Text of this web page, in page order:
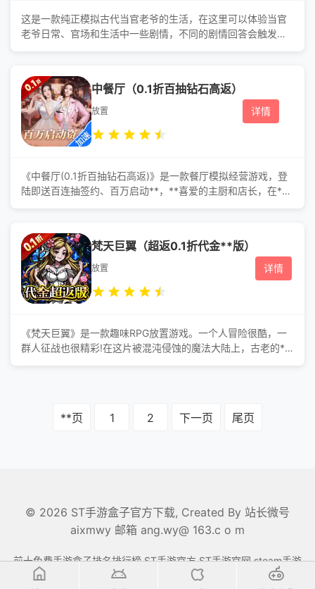
这是一款纯正模拟古代当官老爷的生活，在这里可以体验当官
老爷日常、官场和生活中一些剧情，不同的剧情回答会触发不
冲榜称王，副本抗衡，多人社交等精彩玩法。 游戏福
利 ★经典模拟当官，原汁原味!策划承诺**0.1折，福利大放
送! ★原生数值!开*再送百万白银，终身无限刷充，免费领
元宝
中餐厅（0.1折百抽钻石高返）
放置 详情
《中餐厅(0.1折百抽钻石高返)》是一款餐厅模拟经营游戏，登
陆即送百连抽签约、百万启动**，**喜爱的主厨和店长，在***
的顾客们。 游戏福利 1、充值比例1:10，首充双倍钻石
返利，全场充值0.1折，货币不膨胀。 2、创角兑换礼包100
连抽、百万启动**，**心仪店长主厨
梵天巨翼（超返0.1折代金**版）
放置 详情
《梵天巨翼》是一款趣味RPG放置游戏。一个人冒险很酷，一
群人征战也很精彩!在这片被混沌侵蚀的魔法大陆上，古老的**
★★【代金买断】高比例代金买断超返，轻松**不走冤枉路
**页 1 2 下一页 尾页
© 2026 ST手游盒子官方下载, Created By 站长微号
aixmwy 邮箱 ang.wy@ 163.c o m
前十免费手游盒子排名排行榜,ST手游官方,ST手游官网,steam手游
盒子,stame游戏,ST盒子,android安卓,ios,双端互通游戏盒子下载